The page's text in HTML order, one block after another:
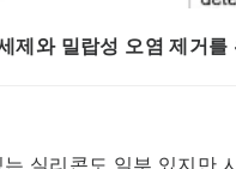
제와 밀랍성 오염 제거